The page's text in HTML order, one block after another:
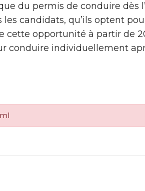
du permis de conduire dès
candidats, qu’ils optent
cette opportunité à partir de
conduire individuellement